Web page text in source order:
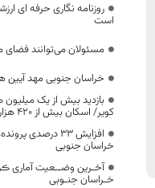
روزنامه نگاری حرفه ای
است
مسئولان می‌توانند فضای
خراسان جنوبی مهد
بازدید بیش از یک میلیون
کویر/ اسکان بیش از 420 هزار مسافر در طبس
افزایش ۳۳ درصدی
خراسان جنوبی
آخـرین وضــعیت آماری
خـراسان جنـوبی